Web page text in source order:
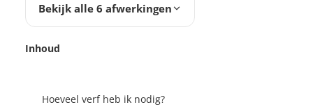
Bekijk alle 6 afwerkingen
Inhoud
Hoeveel verf heb ik nodig?